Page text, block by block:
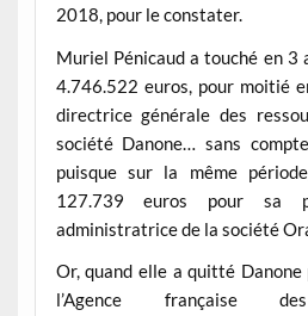
2018, pour le constater.
Muriel Pénicaud a touché en 3
4.746.522 euros, pour moitié
directrice générale des
société Danone… sans
puisque sur la même
127.739 euros pour sa
administratrice de la société
Or, quand elle a quitté
l’Agence française